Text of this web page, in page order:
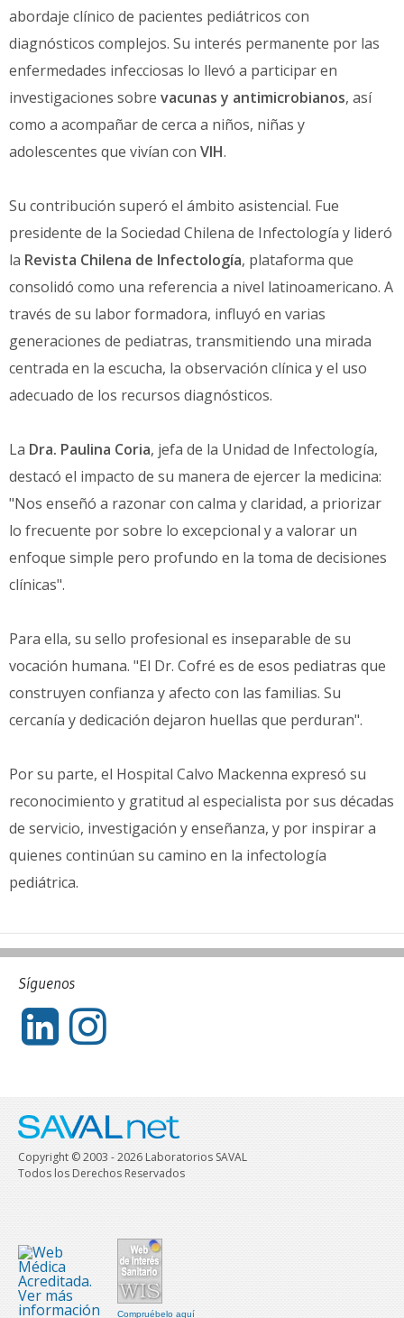
abordaje clínico de pacientes pediátricos con
diagnósticos complejos. Su interés permanente por las
enfermedades infecciosas lo llevó a participar en
investigaciones sobre vacunas y antimicrobianos, así
como a acompañar de cerca a niños, niñas y
adolescentes que vivían con VIH.
Su contribución superó el ámbito asistencial. Fue
presidente de la Sociedad Chilena de Infectología y lideró
la Revista Chilena de Infectología, plataforma que
consolidó como una referencia a nivel latinoamericano. A
través de su labor formadora, influyó en varias
generaciones de pediatras, transmitiendo una mirada
centrada en la escucha, la observación clínica y el uso
adecuado de los recursos diagnósticos.
La Dra. Paulina Coria, jefa de la Unidad de Infectología,
destacó el impacto de su manera de ejercer la medicina:
"Nos enseñó a razonar con calma y claridad, a priorizar
lo frecuente por sobre lo excepcional y a valorar un
enfoque simple pero profundo en la toma de decisiones
clínicas".
Para ella, su sello profesional es inseparable de su
vocación humana. "El Dr. Cofré es de esos pediatras que
construyen confianza y afecto con las familias. Su
cercanía y dedicación dejaron huellas que perduran".
Por su parte, el Hospital Calvo Mackenna expresó su
reconocimiento y gratitud al especialista por sus décadas
de servicio, investigación y enseñanza, y por inspirar a
quienes continúan su camino en la infectología
pediátrica.
Síguenos
Copyright © 2003 - 2026 Laboratorios SAVAL
Todos los Derechos Reservados
Compruébelo aquí